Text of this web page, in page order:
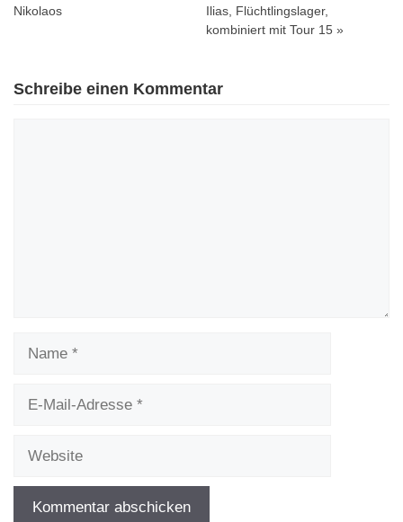
Nikolaos
Ilias, Flüchtlingslager,
kombiniert mit Tour 15 »
Schreibe einen Kommentar
Mail-